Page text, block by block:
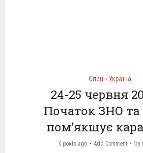
Спец • Україна
24-25 червня
Початок ЗНО та
пом’якшує
6 років ago Add Comment by